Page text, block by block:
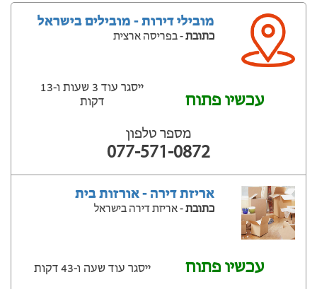
מובילי דירות - מובילים בישראל
כתובת- בפריסה ארצית
עכשיו פתוח
ייסגר עוד 3 שעות ‫ו-13
דקות
מספר טלפון
077-571-0872
אריזת דירה - אורזות בית
כתובת- אריזת דירה בישראל
עכשיו פתוח ייסגר עוד שעה ‫ו-43 דקות